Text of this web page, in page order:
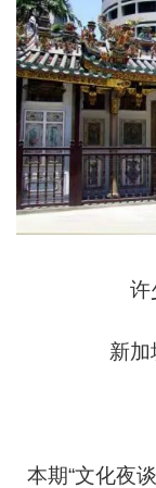
许
新加
本期“文化夜